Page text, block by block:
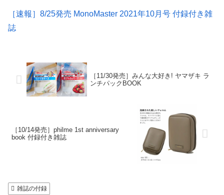
［速報］8/25発売 MonoMaster 2021年10月号 付録付き雑
誌
［11/30発売］みんな大好き! ヤマザキ ラ
ンチパックBOOK
［10/14発売］philme 1st anniversary
book 付録付き雑誌
雑誌の付録